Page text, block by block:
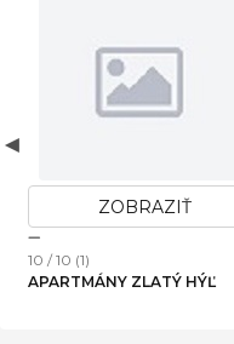
ZOBRAZIŤ
10 / 10 (1)
APARTMÁNY ZLATÝ HÝĽ